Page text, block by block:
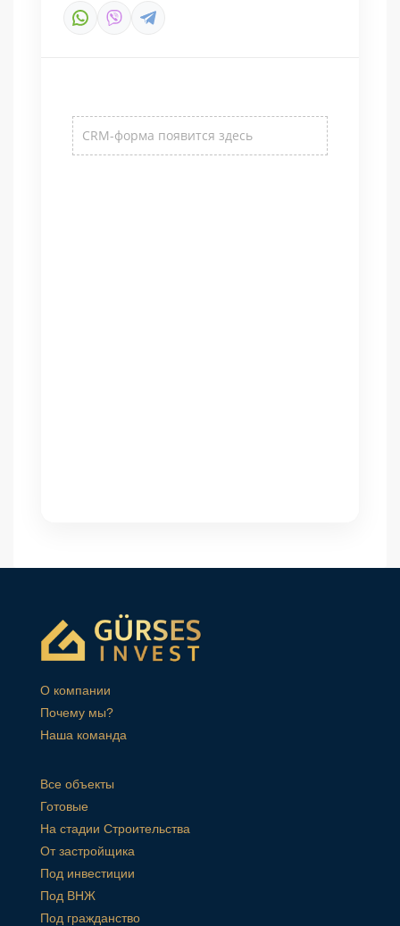
О компании
Почему мы?
Наша команда
Все объекты
Готовые
На стадии Строительства
От застройщика
Под инвестиции
Под ВНЖ
Под гражданство